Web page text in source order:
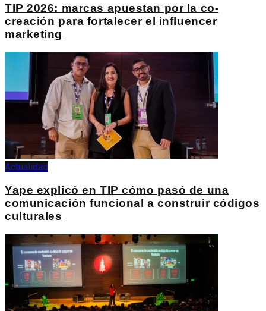
TIP 2026: marcas apuestan por la co-
creación para fortalecer el influencer
marketing
Actualidad
Yape explicó en TIP cómo pasó de una
comunicación funcional a construir códigos
culturales